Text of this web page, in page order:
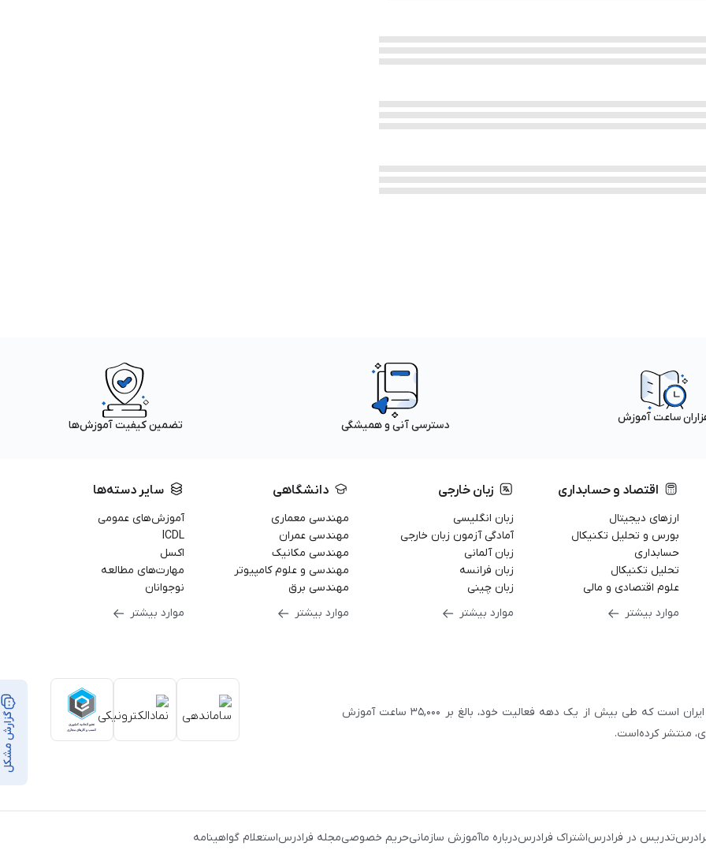
گزارش مشکل
ساعت آموزش
دسترسی آنی و همیشگی تضمین کیفیت آموزش‌ها
اقتصاد و حسابداری
ارزهای دیجیتال
بورس و تحلیل تکنیکال
حسابداری
تحلیل تکنیکال
علوم اقتصادی و مالی
موارد بیشتر
زبان خارجی
زبان انگلیسی
آمادگی آزمون زبان خارجی
زبان آلمانی
زبان فرانسه
زبان چینی
موارد بیشتر
دانشگاهی
مهندسی معماری
مهندسی عمران
مهندسی مکانیک
مهندسی و علوم کامپیوتر
مهندسی برق
موارد بیشتر
سایر دسته‌ها
آموزش‌های عمومی
ICDL
اکسل
مهارت‌های مطالعه
نوجوانان
موارد بیشتر
سازمان علمی و آموزشی فرادرس، بزرگ‌ترین پلتفرم آموزش آنلاین ایران است که طی بیش از یک دهه فعالیت خود، بالغ بر ۳۵,۰۰۰ ساعت آموزش
و نوجوانان، آموزش زبان‌های خارجی،مهندسی برق، الکترونیکورباتیک،
تدریس در فرادرساشتراک فرادرسدرباره ماآموزش سازمانیحریم خصوصیمجله فرادرساستعلام گواهینامه